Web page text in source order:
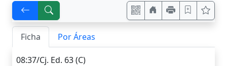
Ficha Por Áreas
08:37/Cj. Ed. 63 (C)